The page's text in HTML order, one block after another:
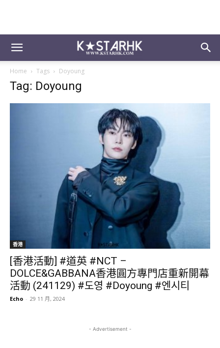
Home Tags Doyoung
Tag: Doyoung
香港
[香港活動] #道英 #NCT –
DOLCE&GABBANA香港圓方專門店重新開幕
活動 (241129) #도영 #Doyoung #엔시티
Echo - 29 11 月, 2024
- Advertisement -